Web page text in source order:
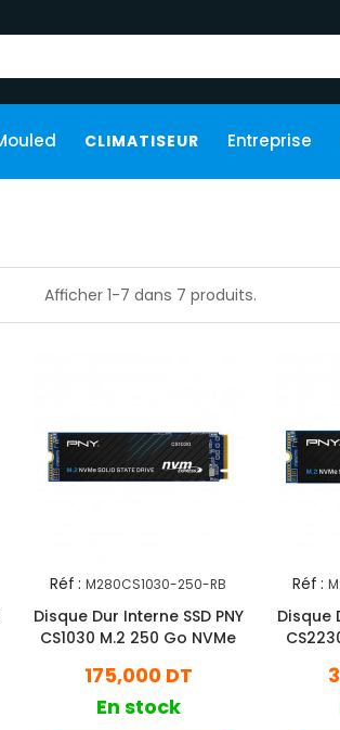
CLIMATISEUR Entreprise
Afficher 1-7 dans 7 produits.
Réf : M280CS1030-250-RB
Disque Dur Interne SSD PNY
CS1030 M.2 250 Go NVMe
175,000 DT
En stock
Réf :
Disque